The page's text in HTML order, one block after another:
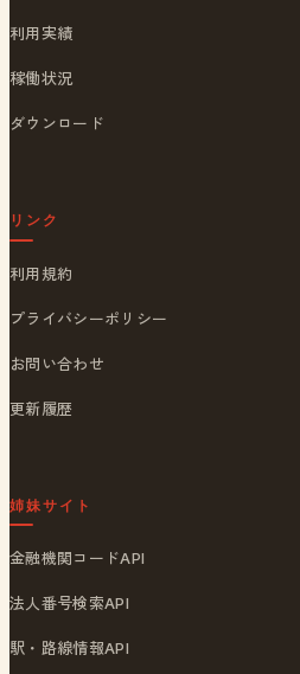
利用実績
稼働状況
ダウンロード
リンク
利用規約
プライバシーポリシー
お問い合わせ
更新履歴
姉妹サイト
金融機関コードAPI
法人番号検索API
駅・路線情報API